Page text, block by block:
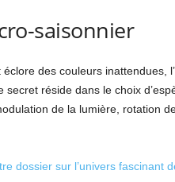
saisonnier
des couleurs inattendues,
réside dans le choix
de la lumière, rotation
dossier sur l’univers fascinant